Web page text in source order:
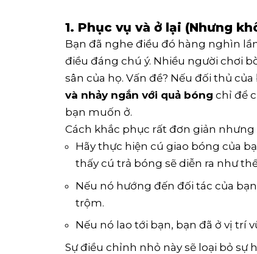
1. Phục vụ và ở lại (Nhưng
Bạn đã nghe điều đó hàng nghìn
điều đáng chú ý. Nhiều người chơi
sân của họ. Vấn đề? Nếu đối thủ
và nhảy ngắn với quả bóng chỉ để
bạn muốn ở.
Cách khắc phục rất đơn giản nhưng
Hãy thực hiện cú giao bóng của
thấy cú trả bóng sẽ diễn ra như
Nếu nó hướng đến đối tác của
trộm.
Nếu nó lao tới bạn, bạn đã ở vị trí
Sự điều chỉnh nhỏ này sẽ loại bỏ sự